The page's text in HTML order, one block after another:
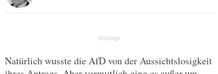
Natürlich wusste die AfD von der Aussichtslosigkeit